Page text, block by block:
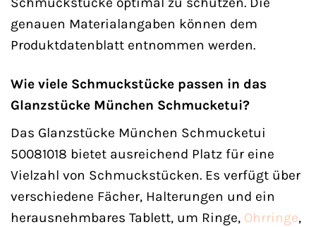
genauen Materialangaben können dem
Produktdatenblatt entnommen werden.
Wie viele Schmuckstücke passen in das
Glanzstücke München Schmucketui?
Das Glanzstücke München Schmucketui
50081018 bietet ausreichend Platz für eine
Vielzahl von Schmuckstücken. Es verfügt über
verschiedene Fächer, Halterungen und ein
herausnehmbares Tablett, um Ringe, Ohrringe,